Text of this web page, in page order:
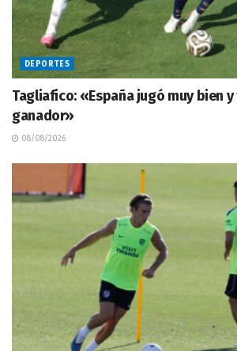
DEPORTES
Tagliafico: «España jugó muy bien
ganador»
08/08/2026